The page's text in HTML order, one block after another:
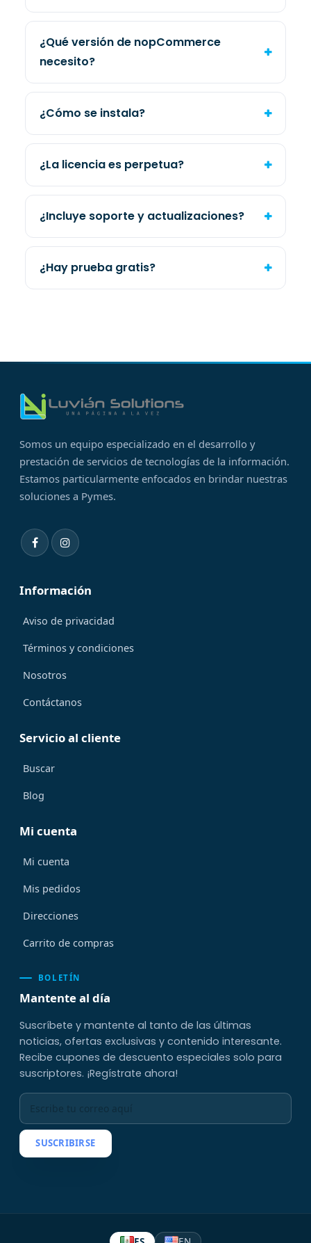
¿Qué versión de nopCommerce
necesito?
¿Cómo se instala?
¿La licencia es perpetua?
¿Incluye soporte y actualizaciones?
¿Hay prueba gratis?
Somos un equipo especializado en el desarrollo y
prestación de servicios de tecnologías de la información.
Estamos particularmente enfocados en brindar nuestras
soluciones a Pymes.
Información
Aviso de privacidad
Términos y condiciones
Nosotros
Contáctanos
Servicio al cliente
Buscar
Blog
Mi cuenta
Mi cuenta
Mis pedidos
Direcciones
Carrito de compras
BOLETÍN
Mantente al día
Suscríbete y mantente al tanto de las últimas
noticias, ofertas exclusivas y contenido interesante.
Recibe cupones de descuento especiales solo para
suscriptores. ¡Regístrate ahora!
SUSCRIBIRSE